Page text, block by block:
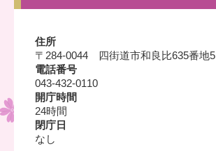
住所
〒284-0044 四街道市和良比635番地5
電話番号
043-432-0110
開庁時間
24時間
閉庁日
なし